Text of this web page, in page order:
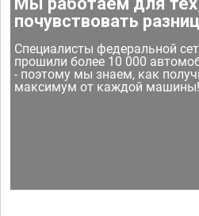
почувствовать
Специалисты федеральной
прошили более 10 000
- поэтому мы знаем, как
максимум от каждой машины!